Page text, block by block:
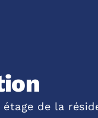
de la